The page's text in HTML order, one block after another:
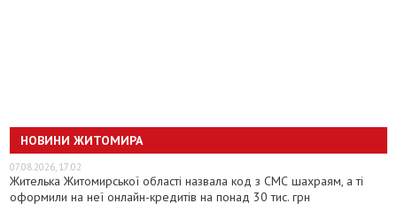
НОВИНИ ЖИТОМИРА
07.08.2026, 17:02
Жителька Житомирської області назвала код з СМС шахраям, а ті
оформили на неї онлайн-кредитів на понад 30 тис. грн